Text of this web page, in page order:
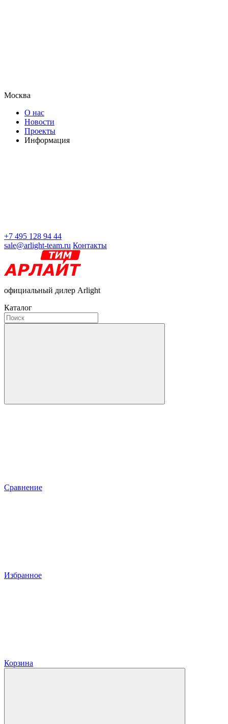
Москва
О нас
Новости
Проекты
Информация
+7 495 128 94 44
sale@arlight-team.ru Контакты
официальный дилер Arlight
Каталог
Сравнение
Избранное
Корзина